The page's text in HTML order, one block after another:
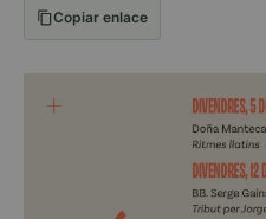
Copiar enlace